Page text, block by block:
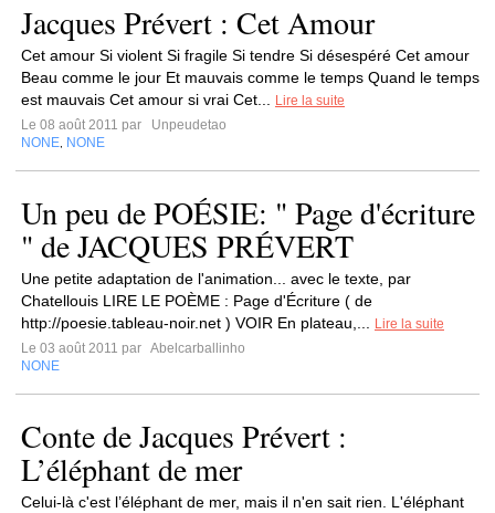
Jacques Prévert : Cet Amour
Cet amour Si violent Si fragile Si tendre Si désespéré Cet amour
Beau comme le jour Et mauvais comme le temps Quand le temps
est mauvais Cet amour si vrai Cet...
Lire la suite
Le 08 août 2011 par
Unpeudetao
NONE NONE
Un peu de POÉSIE: " Page d'écriture
" de JACQUES PRÉVERT
Une petite adaptation de l'animation... avec le texte, par
Chatellouis LIRE LE POÈME : Page d'Écriture ( de
http://poesie.tableau-noir.net ) VOIR En plateau,...
Lire la suite
Le 03 août 2011 par Abelcarballinho
NONE
Conte de Jacques Prévert :
L’éléphant de mer
Celui-là c'est l’éléphant de mer, mais il n'en sait rien. L'éléphant